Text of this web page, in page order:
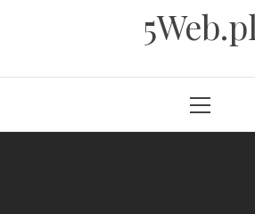
5Web.pl
Menu